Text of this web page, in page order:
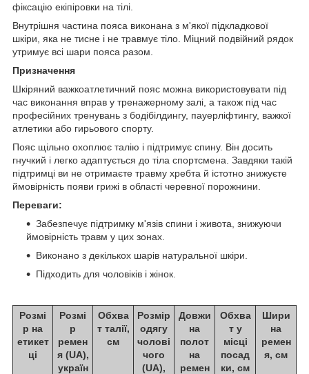
фіксацію екіпіровки на тілі.
Внутрішня частина пояса виконана з м'якої підкладкової
шкіри, яка не тисне і не травмує тіло. Міцний подвійний рядок
утримує всі шари пояса разом.
Призначення
Шкіряний важкоатлетичний пояс можна використовувати під
час виконання вправ у тренажерному залі, а також під час
професійних тренувань з бодібілдингу, пауерліфтингу, важкої
атлетики або гирьового спорту.
Пояс щільно охоплює талію і підтримує спину. Він досить
гнучкий і легко адаптується до тіла спортсмена. Завдяки такій
підтримці ви не отримаєте травму хребта й істотно знижуєте
ймовірність появи грижі в області черевної порожнини.
Переваги:
Забезпечує підтримку м'язів спини і живота, знижуючи
ймовірність травм у цих зонах.
Виконано з декількох шарів натуральної шкіри.
Підходить для чоловіків і жінок.
Розмі
р на
етикет
ці
Розмі
р
ремен
я (UA),
україн
Обхва
т талії,
см
Розмір
одягу
чолові
чого
(UA),
Довжи
на
полот
на
ремен
Обхва
т у
місці
посад
ки, см
Шири
на
ремен
я, см